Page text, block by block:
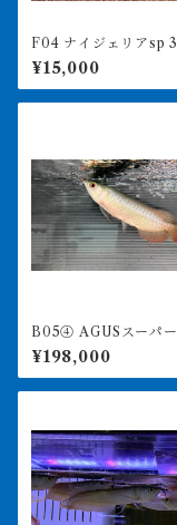
F04 ナイジェリアsp 36㎝前
後 出戻り個体
¥15,000
B05④ AGUSスーパーレッド
F4 18㎝前後 PT.ARWANA
LESTARI アジアアロワナ 紅
龍 260-005137
¥198,000